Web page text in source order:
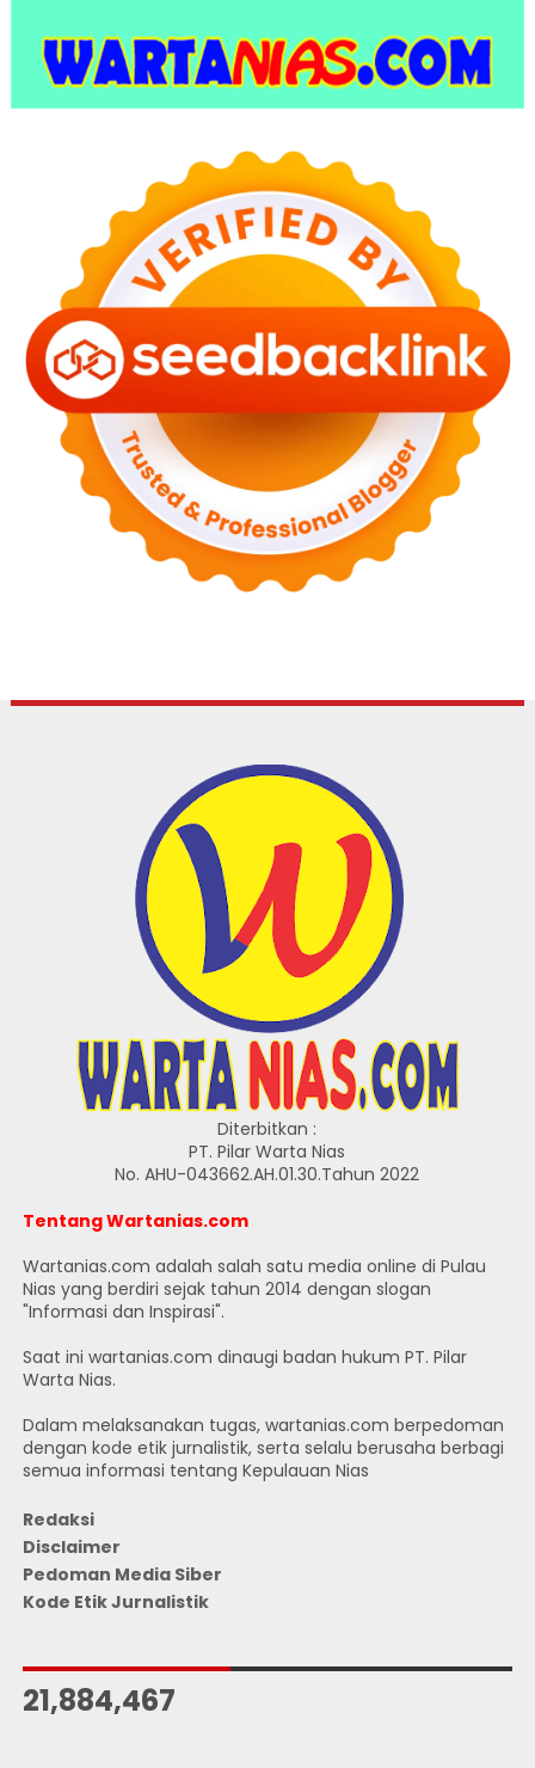
Diterbitkan :
PT. Pilar Warta Nias
No. AHU-043662.AH.01.30.Tahun 2022
Tentang Wartanias.com
Wartanias.com adalah salah satu media online di Pulau
Nias yang berdiri sejak tahun 2014 dengan slogan
"Informasi dan Inspirasi".
Saat ini wartanias.com dinaugi badan hukum PT. Pilar
Warta Nias.
Dalam melaksanakan tugas, wartanias.com berpedoman
dengan kode etik jurnalistik, serta selalu berusaha berbagi
semua informasi tentang Kepulauan Nias
Redaksi
Disclaimer
Pedoman Media Siber
Kode Etik Jurnalistik
21,884,467